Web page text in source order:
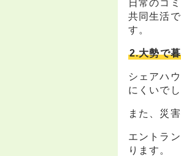
日常のコ
共同生活
す。
2.大勢で
シェアハ
にくいでし
また、災
エントラ
ります。